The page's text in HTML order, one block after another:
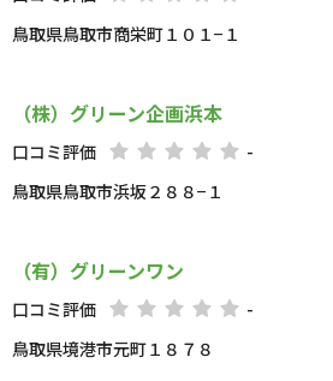
鳥取県鳥取市商栄町１０１−１
（株）グリーン企画浜本
口コミ評価
-
鳥取県鳥取市浜坂２８８−１
（有）グリーンワン
口コミ評価
-
鳥取県境港市元町１８７８